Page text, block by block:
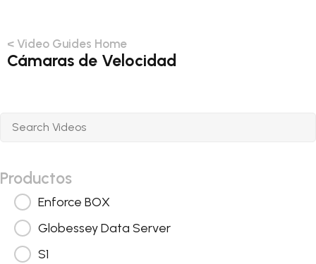
< Video Guides Home
Cámaras de Velocidad
Productos
Enforce BOX
Globessey Data Server
S1